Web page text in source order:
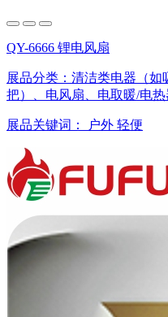
QY-6666 锂电风扇
展品分类： 清洁类电器（如
把）、电风扇、电取暖/电
展品关键词： 户外 轻便